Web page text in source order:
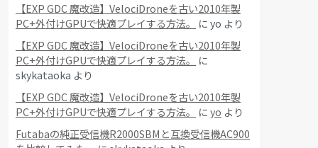
【EXP GDC 魔改造】VelociDroneを古い2010年製
PC+外付けGPUで快適プレイする方法。
にyo より
【EXP GDC 魔改造】VelociDroneを古い2010年製
PC+外付けGPUで快適プレイする方法。
に
skykataoka より
【EXP GDC 魔改造】VelociDroneを古い2010年製
PC+外付けGPUで快適プレイする方法。
にyo より
Futabaの純正受信機R2000SBMと互換受信機AC900